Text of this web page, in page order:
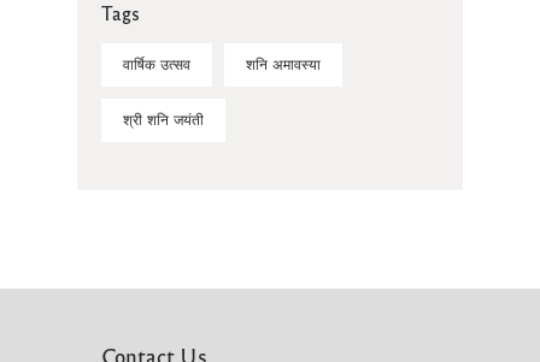
Tags
वार्षिक उत्सव शनि अमावस्या
श्री शनि जयंती
Contact Us